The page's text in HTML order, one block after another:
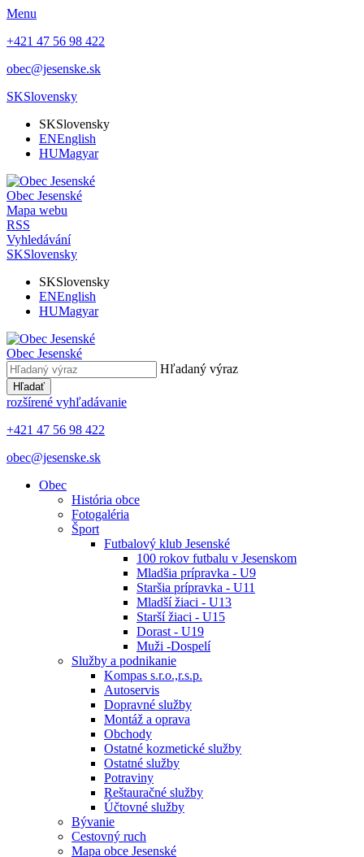
Menu
+421 47 56 98 422
obec@jesenske.sk
SKSlovensky
SKSlovensky
ENEnglish
HUMagyar
Obec Jesenské
Mapa webu
RSS
Vyhledávání
SKSlovensky
SKSlovensky
ENEnglish
HUMagyar
Obec Jesenské
Hľadaný výraz
Hľadať
rozšírené vyhľadávanie
+421 47 56 98 422
obec@jesenske.sk
Obec
História obce
Fotogaléria
Šport
Futbalový klub Jesenské
100 rokov futbalu v Jesenskom
Mladšia prípravka - U9
Staršia prípravka - U11
Mladší žiaci - U13
Starší žiaci - U15
Dorast - U19
Muži -Dospelí
Služby a podnikanie
Kompas s.r.o.,r.s.p.
Autoservis
Dopravné služby
Montáž a oprava
Obchody
Ostatné kozmetické služby
Ostatné služby
Potraviny
Reštauračné služby
Účtovné služby
Bývanie
Cestovný ruch
Mapa obce Jesenské